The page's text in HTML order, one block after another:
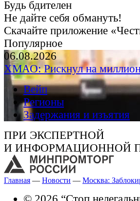
Будь бдителен
Не дайте себя обмануть!
Скачайте приложение
Популярное
06.08.2026
ХМАО: Рискнул на
Вейп
Регионы
Задержания и изъятия
ПРИ ЭКСПЕРТНОЙ
И ИНФОРМАЦИОННОЙ
Главная — Новости — Москва: